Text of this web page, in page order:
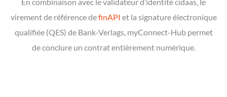
virement de référence definAPI et la signature électronique
qualifiée (QES) de Bank-Verlags, myConnect-Hub permet
de conclure un contrat entièrement numérique.